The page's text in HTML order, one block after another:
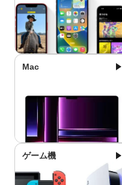
Mac
ゲーム機